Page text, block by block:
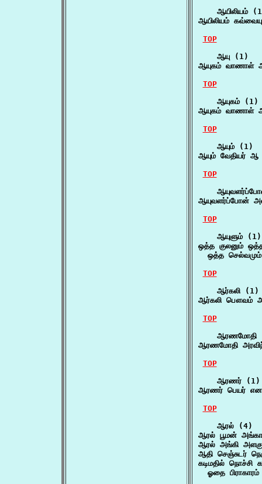
ஆயிலியம்
ஆயிலியம்
TOP
    ஆயு (1)
ஆயுகம் வாணாள்
TOP
    ஆயுகம் (1)
ஆயுகம் வாணாள்
TOP
    ஆயும் (1)
ஆயும் வேதியர் ஆ
TOP
ஆயுவளர்ப்போன்
TOP
    ஆயுளும் (1)
ஒத்த குலனும்
ஒத்த
TOP
    ஆர்கலி (1)
ஆர்கலி பௌவம்
TOP
ஆரணமோதி
ஆரணமோதி
TOP
    ஆரணர் (1)
ஆரணர் பெயர்
TOP
    ஆரல் (4)
ஆரல் பூமன்
ஆரல் அங்கி
ஆதி செஞ்சுடர்
கடிமதில் நொச்சி
ஓதை